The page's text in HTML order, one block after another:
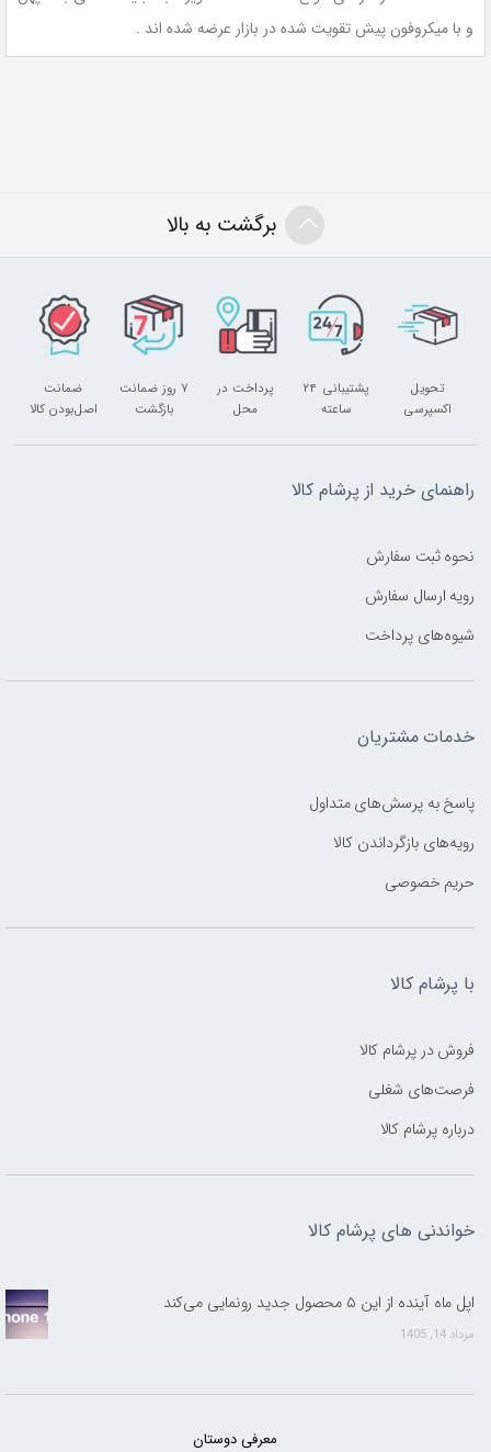
و با میکروفون پیش تقویت شده در بازار عرضه شده اند .
برگشت به بالا
تحویل
اکسپرسی
پشتیبانی ۲۴
ساعته
پرداخت در
محل
۷ روز ضمانت
بازگشت
ضمانت
اصل‌بودن کالا
راهنمای خرید از پرشام کالا
نحوه ثبت سفارش
رویه ارسال سفارش
شیوه‌های پرداخت
خدمات مشتریان
پاسخ به پرسش‌های متداول
رویه‌های بازگرداندن کالا
حریم خصوصی
با پرشام کالا
فروش در پرشام کالا
فرصت‌های شغلی
درباره پرشام کالا
خواندنی های پرشام کالا
اپل ماه آینده از این ۵ محصول جدید رونمایی می‌کند
مرداد 14, 1405
معرفی دوستان